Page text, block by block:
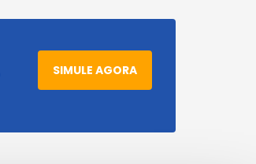
SIMULE AGORA